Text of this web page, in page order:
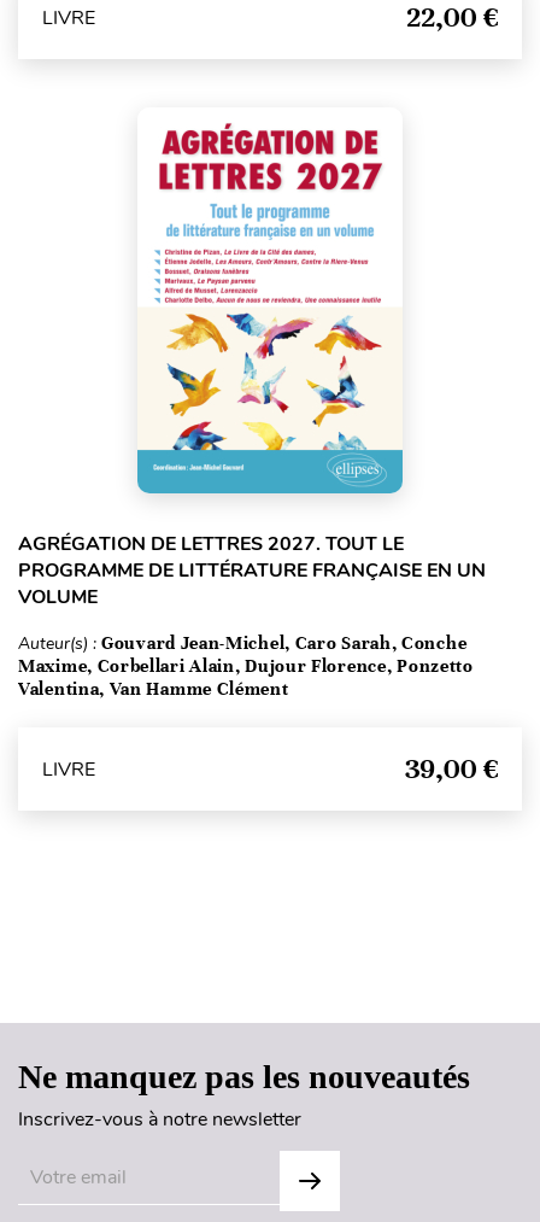
LIVRE 22,00 €
AGRÉGATION DE LETTRES 2027. TOUT LE
PROGRAMME DE LITTÉRATURE FRANÇAISE EN UN
VOLUME
Auteur(s) : Gouvard Jean-Michel, Caro Sarah, Conche
Maxime, Corbellari Alain, Dujour Florence, Ponzetto
Valentina, Van Hamme Clément
LIVRE 39,00 €
Ne manquez pas les nouveautés
Inscrivez-vous à notre newsletter